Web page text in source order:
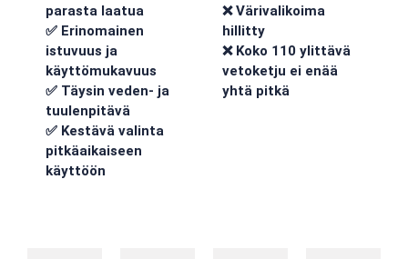
parasta laatua
✅ Erinomainen
istuvuus ja
käyttömukavuus
✅ Täysin veden- ja
tuulenpitävä
✅ Kestävä valinta
pitkäaikaiseen
käyttöön
❌ Värivalikoima
hillitty
❌ Koko 110 ylittävä
vetoketju ei enää
yhtä pitkä